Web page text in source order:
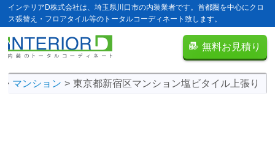
インテリアD株式会社は、埼玉県川口市の内装業者です。首都圏を中心にクロ
ス張替え・フロアタイル等のトータルコーディネート致します。
無料お見積り
マンション 東京都新宿区マンション塩ビタイル上張り